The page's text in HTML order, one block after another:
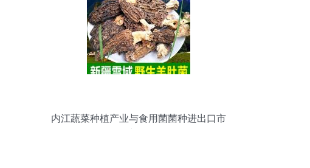
内江蔬菜种植产业与食用菌菌种进出口市